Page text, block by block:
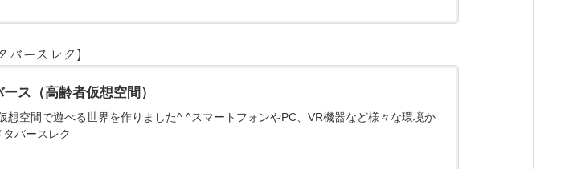
バースレク】
ス（高齢者仮想空間）
想空間で遊べる世界を作りました^ ^スマートフォンやPC、VR機器など様々な環境か
バースレク